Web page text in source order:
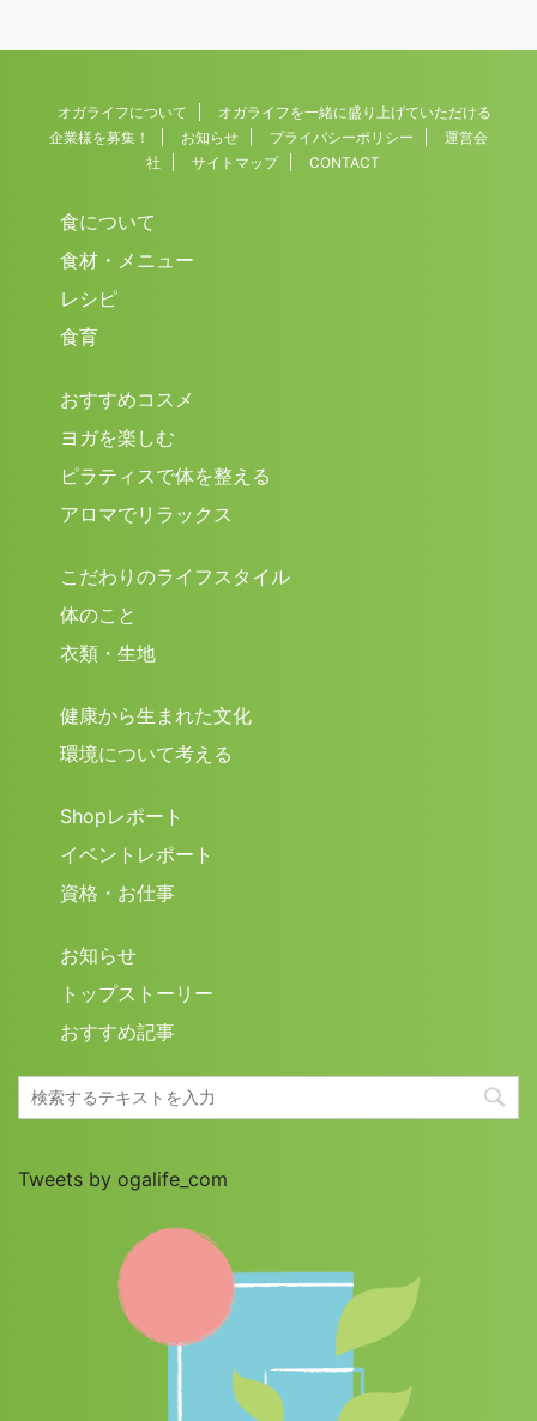
オガライフについて
オガライフを一緒に盛り上げていただける
企業様を募集！
お知らせ プライバシーポリシー
運営会
社
サイトマップ CONTACT
食について
食材・メニュー
レシピ
食育
おすすめコスメ
ヨガを楽しむ
ピラティスで体を整える
アロマでリラックス
こだわりのライフスタイル
体のこと
衣類・生地
健康から生まれた文化
環境について考える
Shopレポート
イベントレポート
資格・お仕事
お知らせ
トップストーリー
おすすめ記事
Tweets by ogalife_com